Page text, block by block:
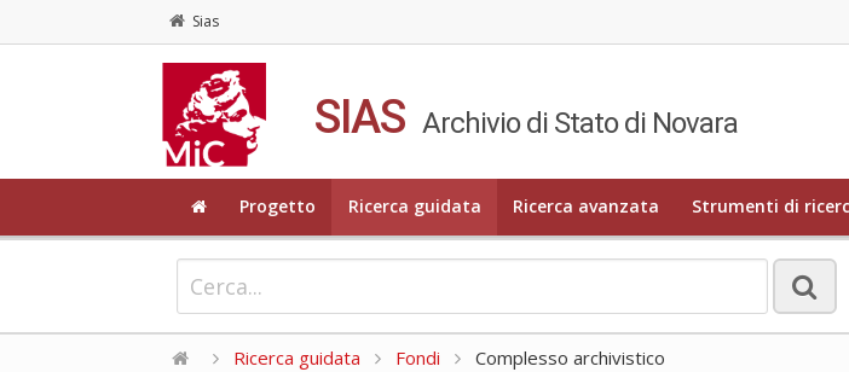
Sias
SIAS Archivio di Stato di Novara
Progetto Ricerca guidata Ricerca avanzata Strumenti di
Ricerca guidata Fondi Complesso archivistico